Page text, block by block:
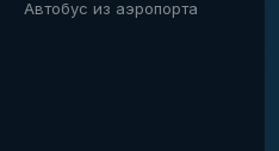
Автобус из аэропорта